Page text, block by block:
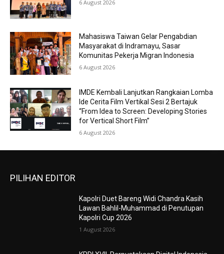
6 August 2026
Mahasiswa Taiwan Gelar Pengabdian
Masyarakat di Indramayu, Sasar
Komunitas Pekerja Migran Indonesia
6 August 2026
IMDE Kembali Lanjutkan Rangkaian Lomba
Ide Cerita Film Vertikal Sesi 2 Bertajuk
“From Idea to Screen: Developing Stories
for Vertical Short Film”
6 August 2026
PILIHAN EDITOR
Kapolri Duet Bareng Widi Chandra Kasih
Lawan Bahlil-Muhammad di Penutupan
Kapolri Cup 2026
1 August 2026